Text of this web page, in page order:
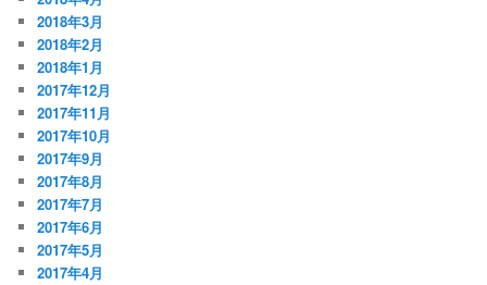
2018年3月
2018年2月
2018年1月
2017年12月
2017年11月
2017年10月
2017年9月
2017年8月
2017年7月
2017年6月
2017年5月
2017年4月